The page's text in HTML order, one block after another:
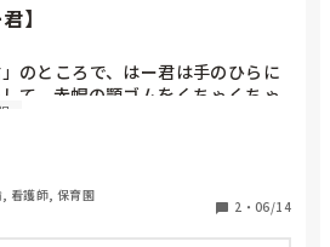
】
」のところで、はー君は手のひらに
て、赤帽の顎ゴムをくちゃくちゃ
って、スコップ持って砂場で遊び
いた。
歳児さんクラスに進級した。私は、
る。隣なのだけれど、なかなか遠い
看護師, 保育園
2 ・ 06/14